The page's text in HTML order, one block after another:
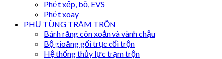
Phớt xếp, bộ, EVS
Phớt xoay
PHỤ TÙNG TRẠM TRỘN
Bánh răng côn xoắn và vành chậu
Bộ gioăng gối trục cối trộn
Hệ thống thủy lực trạm trộn